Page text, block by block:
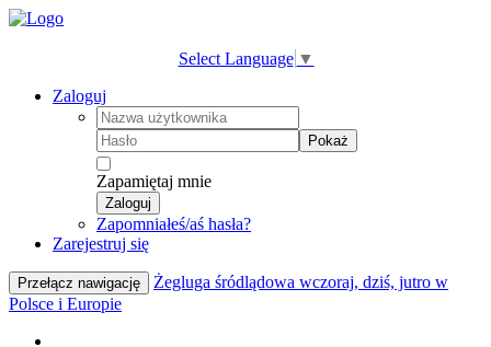
Select Language ▼
Zaloguj
Pokaż
Zapamiętaj mnie
Zaloguj
Zapomniałeś/aś hasła?
Zarejestruj się
Przełącz nawigację
Żegluga śródlądowa wczoraj, dziś, jutro w
Polsce i Europie